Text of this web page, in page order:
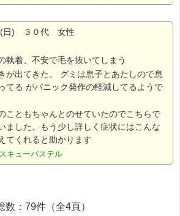
日) ３０代 女性
執着、不安で毛を抜いてしまう
が出てきた。 グミは息子とあたしので息
てる がパニック発作の軽減してるようで
こともちゃんとのせていたのでこちらで
ました。もう少し詳しく症状にはこんな
てくれると助かります
キューパステル
数：79件（全4頁）